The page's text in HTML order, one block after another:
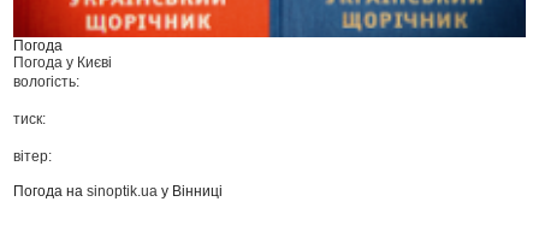
Погода
Погода у Києві
вологість:
тиск:
вітер:
Погода наsinoptik.ua у Вінниці